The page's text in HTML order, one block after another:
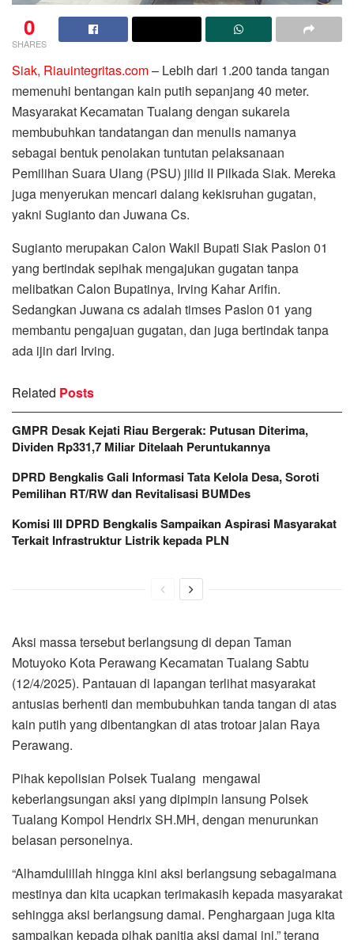
0
SHARES
Siak, Riauintegritas.com– Lebih dari 1.200 tanda tangan
memenuhi bentangan kain putih sepanjang 40 meter.
Masyarakat Kecamatan Tualang dengan sukarela
membubuhkan tandatangan dan menulis namanya
sebagai bentuk penolakan tuntutan pelaksanaan
Pemilihan Suara Ulang (PSU) jilid II Pilkada Siak. Mereka
juga menyerukan mencari dalang kekisruhan gugatan,
yakni Sugianto dan Juwana Cs.
Sugianto merupakan Calon Wakil Bupati Siak Paslon 01
yang bertindak sepihak mengajukan gugatan tanpa
melibatkan Calon Bupatinya, Irving Kahar Arifin.
Sedangkan Juwana cs adalah timses Paslon 01 yang
membantu pengajuan gugatan, dan juga bertindak tanpa
ada ijin dari Irving.
Related Posts
GMPR Desak Kejati Riau Bergerak: Putusan Diterima,
Dividen Rp331,7 Miliar Ditelaah Peruntukannya
DPRD Bengkalis Gali Informasi Tata Kelola Desa, Soroti
Pemilihan RT/RW dan Revitalisasi BUMDes
Komisi III DPRD Bengkalis Sampaikan Aspirasi Masyarakat
Terkait Infrastruktur Listrik kepada PLN
Aksi massa tersebut berlangsung di depan Taman
Motuyoko Kota Perawang Kecamatan Tualang Sabtu
(12/4/2025). Pantauan di lapangan terlihat masyarakat
antusias berhenti dan membubuhkan tanda tangan di atas
kain putih yang dibentangkan di atas trotoar jalan Raya
Perawang.
Pihak kepolisian Polsek Tualang mengawal
keberlangsungan aksi yang dipimpin lansung Polsek
Tualang Kompol Hendrix SH.MH, dengan menurunkan
belasan personelnya.
“Alhamdulillah hingga kini aksi berlangsung sebagaimana
mestinya dan kita ucapkan terimakasih kepada masyarakat
sehingga aksi berlangsung damai. Penghargaan juga kita
sampaikan kepada pihak panitia aksi damai ini,” terang